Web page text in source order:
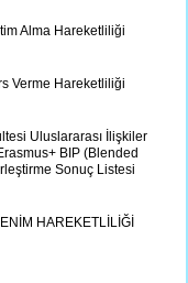
Alma Hareketliliği
Verme Hareketliliği
Uluslararası İlişkiler
BIP (Blended
Sonuç Listesi
HAREKETLİLİĞİ